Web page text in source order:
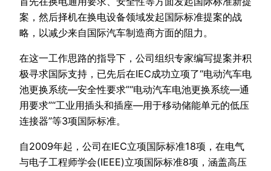
案，然后择机在换电设备领域发起国际标准提案的战
略，以减少来自国际汽车制造商方面的阻力。
在这一工作思路的指导下，公司组织专家编写提案并积
极寻求国际支持，已先后在IEC成功立项了“电动汽车电
池更换系统—安全性要求”“电动汽车电池更换系统—通
用要求”“工业用插头和插座—用于移动储能单元的低压
连接器”等3项国际标准。
自2009年起，公司在IEC立项国际标准18项，在电气
与电子工程师学会(IEEE)立项国际标准8项，涵盖高压